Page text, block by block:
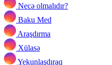
Necə olmalıdır?
Baku Med
Araşdırma
Xülasə
Yekunlaşdıraq